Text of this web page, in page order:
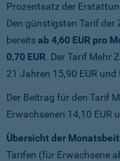
Prozentsatz der
Den günstigsten Tarif
bereitsab 4,60 EUR pro
0,70 EUR. Der Tarif Mehr
21 Jahren 15,90 EUR
Der Beitrag für den Tarif
Erwachsenen 14,10 EUR
Übersicht der
Tarifen (für Erwachsene